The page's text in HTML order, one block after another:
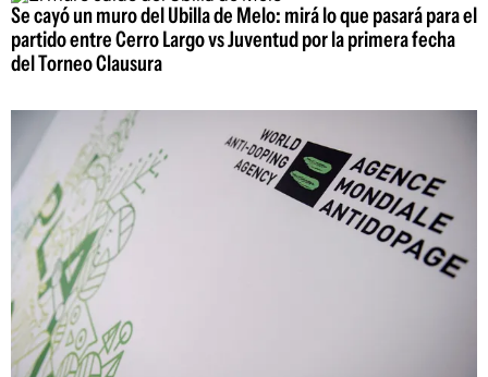
Se cayó un muro del Ubilla de Melo: mirá lo que pasará para el
partido entre Cerro Largo vs Juventud por la primera fecha
del Torneo Clausura